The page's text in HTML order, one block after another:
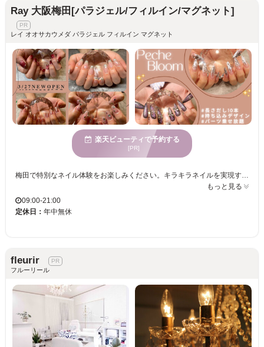
Ray 大阪梅田[パラジェル/フィルイン/マグネット]
レイ オオサカウメダ パラジェル フィルイン マグネット
楽天ビューティで予約する
[PR]
梅田で特別なネイル体験をお楽しみください。キラキラネイルを実現するための豊富なメニューが揃う当サロンでは、新規オープン記念の特別価格でご利用いただけます。どなたでも予約しやすく、忙しい日々の中でも気軽に立ち寄れます。カラー2色まで無料のサービスや、持ち込みデザイン、ニュアンス・ワンホン・韓国風のデザインが充実。大人気のマグネットネイルから、お仕事にぴったりのシンプルネイル、特別な日のためのブライダルネイルまで選び放題。初回および自店オフがずっと無料で、プチプライスだから何度も通えます。長さ出しも￥400～、アクセントのパーツは乗せ放題、この好機を見逃さないでください。皆さまのご来店を心よりお待ちしております。
もっと見る
09:00-21:00
定休日： 年中無休
fleurir
フルーリール